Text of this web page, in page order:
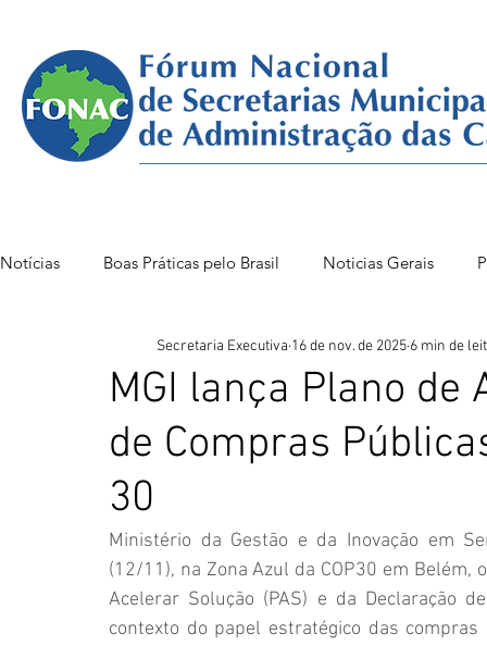
Notícias Boas Práticas pelo Brasil Noticias Gerais
FONAC 85 VITÓRIA FONAC86BSB FONAC 84
MGI lança Plano de
de Compras
30
Secretaria Executiva 16 de nov. de 2025 6 min de
Ministério da Gestão e da Inovação em
(12/11), na Zona Azul da COP30 em
Acelerar Solução (PAS) e da Declaração
contexto do papel estratégico das